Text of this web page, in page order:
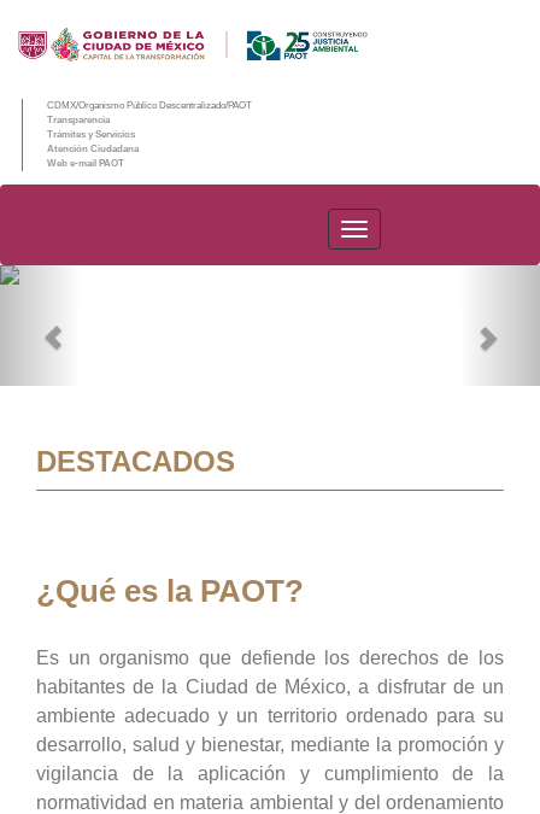
CDMX/Organismo Público Descentralizado/PAOT
Transparencia
Trámites y Servicios
Atención Ciudadana
Web e-mail PAOT
PAOT
DESTACADOS
¿Qué es la PAOT?
Es un organismo que defiende los derechos de los
habitantes de la Ciudad de México, a disfrutar de un
ambiente adecuado y un territorio ordenado para su
desarrollo, salud y bienestar, mediante la promoción y
vigilancia de la aplicación y cumplimiento de la
normatividad en materia ambiental y del ordenamiento